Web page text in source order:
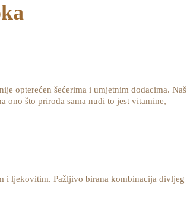
opterećen šećerima i umjetnim dodacima. Naš
ono što priroda sama nudi to jest vitamine,
i ljekovitim. Pažljivo birana kombinacija divljeg